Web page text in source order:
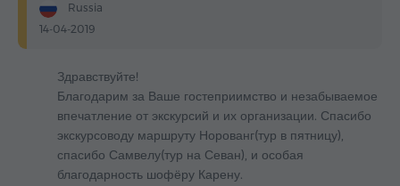
Russia
14-04-2019
Здравствуйте!
Благодарим за Ваше гостеприимство и незабываемое
впечатление от экскурсий и их организации. Спасибо
экскурсоводу маршруту Норованг(тур в пятницу),
спасибо Самвелу(тур на Севан), и особая
благодарность шофёру Карену.